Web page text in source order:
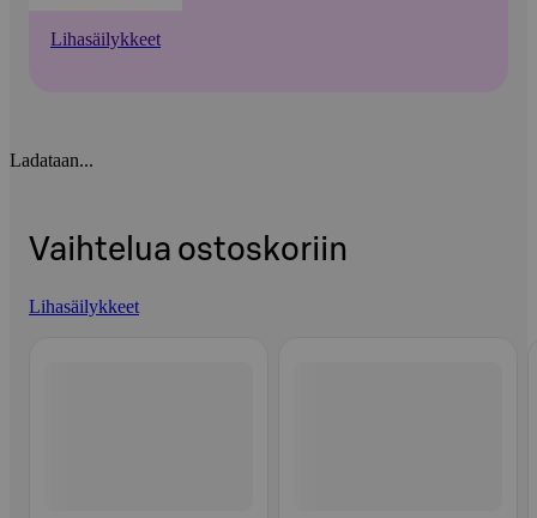
Lihasäilykkeet
Ladataan...
Vaihtelua ostoskoriin
Lihasäilykkeet